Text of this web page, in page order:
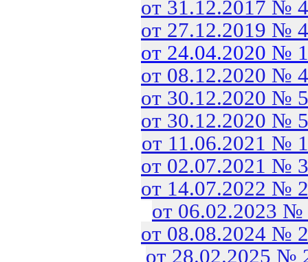
от 31.12.2017 №
от 27.12.2019 №
от 24.04.2020 №
от 08.12.2020 №
от 30.12.2020 №
от 30.12.2020 №
от 11.06.2021 №
от 02.07.2021 №
от 14.07.2022 №
от 06.02.2023
от 08.08.2024 №
от 28.02.2025 №